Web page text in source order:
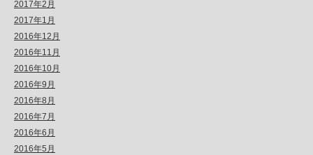
2017年2月
2017年1月
2016年12月
2016年11月
2016年10月
2016年9月
2016年8月
2016年7月
2016年6月
2016年5月